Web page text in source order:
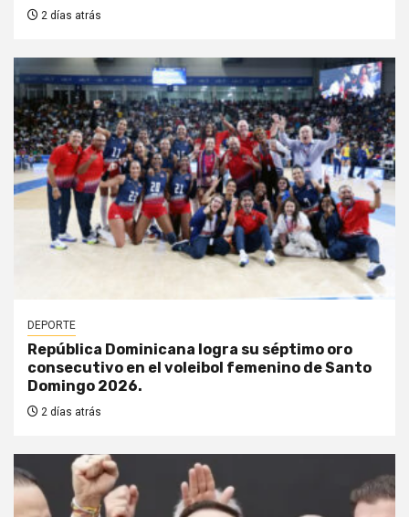
2 días atrás
DEPORTE
República Dominicana logra su séptimo oro
consecutivo en el voleibol femenino de Santo
Domingo 2026.
2 días atrás